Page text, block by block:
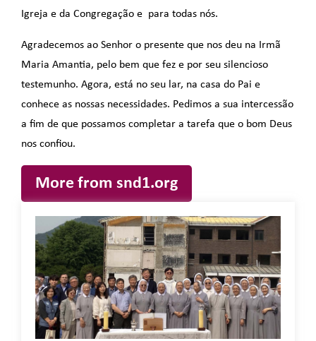
Igreja e da Congregação e para todas nós.
Agradecemos ao Senhor o presente que nos deu na Irmã
Maria Amantia, pelo bem que fez e por seu silencioso
testemunho. Agora, está no seu lar, na casa do Pai e
conhece as nossas necessidades. Pedimos a sua intercessão
a fim de que possamos completar a tarefa que o bom Deus
nos confiou.
More from snd1.org